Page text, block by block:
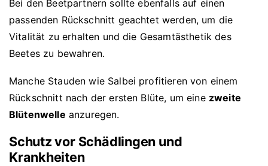
Bei den Beetpartnern sollte ebenfalls auf einen
passenden Rückschnitt geachtet werden, um die
Vitalität zu erhalten und die Gesamtästhetik des
Beetes zu bewahren.
Manche Stauden wie Salbei profitieren von einem
Rückschnitt nach der ersten Blüte, um eine zweite
Blütenwelle anzuregen.
Schutz vor Schädlingen und
Krankheiten